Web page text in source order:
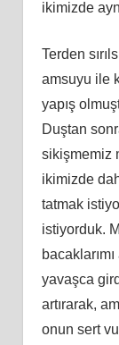
ikimizde
Terden
amsuyu ile
yapış
Duştan
sikişmemiz
ikimizde
tatmak
istiyorduk.
yavaşca
artırarak,
onun sert